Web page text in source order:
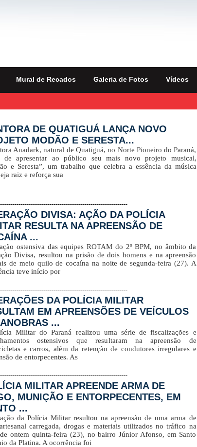
Mural de Recados Galeria de Fotos Vídeos
DE QUATIGUÁ LANÇA NOVO
MODÃO E SERESTA...
Anadark, natural de Quatiguá, no Norte Pioneiro do Paraná,
de apresentar ao público seu mais novo projeto musical,
e Seresta”, um trabalho que celebra a essência da música
raiz e reforça sua
DIVISA: AÇÃO DA POLÍCIA
RESULTA NA APREENSÃO DE
...
ostensiva das equipes ROTAM do 2º BPM, no âmbito da
Divisa, resultou na prisão de dois homens e na apreensão
de meio quilo de cocaína na noite de segunda-feira (27). A
teve início por
DA POLÍCIA MILITAR
EM APREENSÕES DE VEÍCULOS
...
Militar do Paraná realizou uma série de fiscalizações e
ostensivos que resultaram na apreensão de
e carros, além da retenção de condutores irregulares e
de entorpecentes. As
MILITAR APREENDE ARMA DE
MUNIÇÃO E ENTORPECENTES, EM
...
da Polícia Militar resultou na apreensão de uma arma de
carregada, drogas e materiais utilizados no tráfico na
ontem quinta-feira (23), no bairro Júnior Afonso, em Santo
da Platina. A ocorrência foi